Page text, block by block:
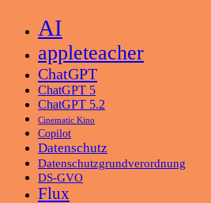
AI
appleteacher
ChatGPT
ChatGPT 5
ChatGPT 5.2
Cinematic Kino
Copilot
Datenschutz
Datenschutzgrundverordnung
DS-GVO
Flux